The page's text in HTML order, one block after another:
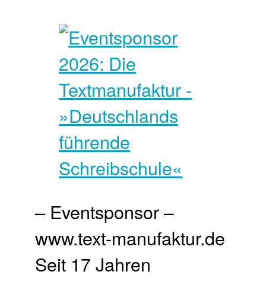
– Eventsponsor –
www.text-manufaktur.de
Seit 17 Jahren